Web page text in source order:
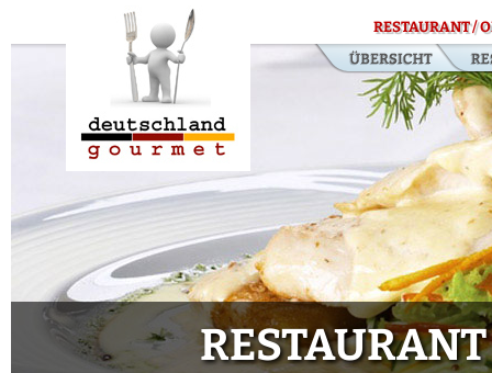
RESTAURANT /